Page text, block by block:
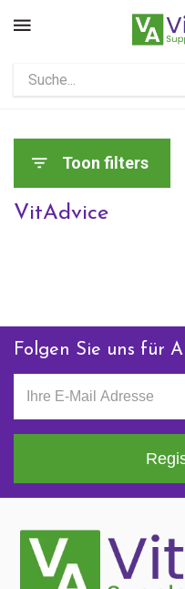
Toon filters
VitAdvice
Folgen Sie uns für